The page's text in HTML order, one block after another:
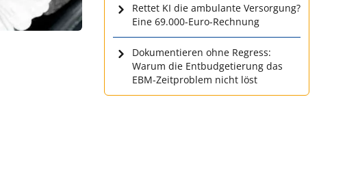
Rettet KI die ambulante Versorgung?
Eine 69.000-Euro-Rechnung
Dokumentieren ohne Regress:
Warum die Entbudgetierung das
EBM-Zeitproblem nicht löst